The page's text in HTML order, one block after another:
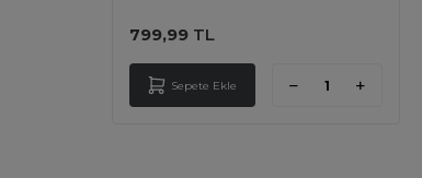
250ml
799,99 TL
Sepete Ekle